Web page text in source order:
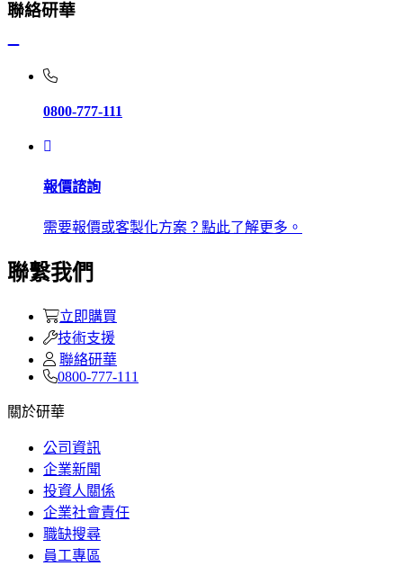
聯絡研華
0800-777-111
報價諮詢
需要報價或客製化方案？點此了解更多。
聯繫我們
立即購買
技術支援
聯絡研華
0800-777-111
關於研華
公司資訊
企業新聞
投資人關係
企業社會責任
職缺搜尋
員工專區